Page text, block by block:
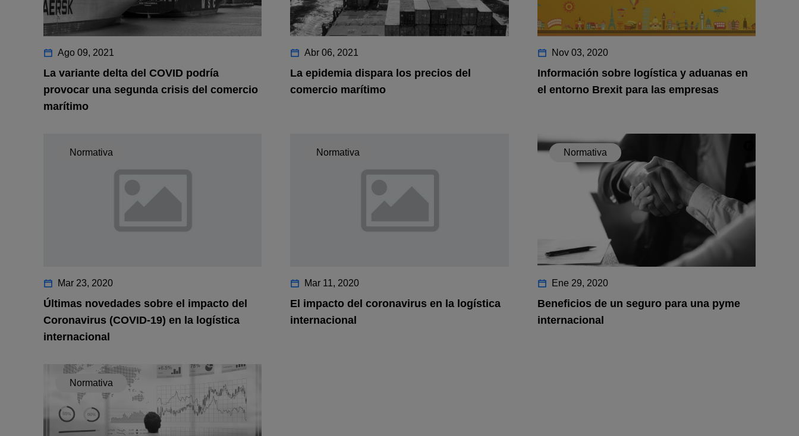
Ago 09, 2021
La variante delta del COVID podría
provocar una segunda crisis del comercio
marítimo
Abr 06, 2021
La epidemia dispara los precios del
comercio marítimo
Nov 03, 2020
Información sobre logística y aduanas en
el entorno Brexit para las empresas
Normativa
Mar 23, 2020
Últimas novedades sobre el impacto del
Coronavirus (COVID-19) en la logística
internacional
Normativa
Mar 11, 2020
El impacto del coronavirus en la logística
internacional
Normativa
Ene 29, 2020
Beneficios de un seguro para una pyme
internacional
Normativa